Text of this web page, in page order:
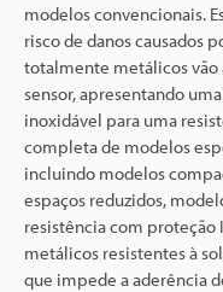
modelos convencionais.
risco de danos causados
totalmente metálicos vão
sensor, apresentando
inoxidável para uma
completa de modelos
incluindo modelos
espaços reduzidos,
resistência com
metálicos resistentes à
que impede a aderência